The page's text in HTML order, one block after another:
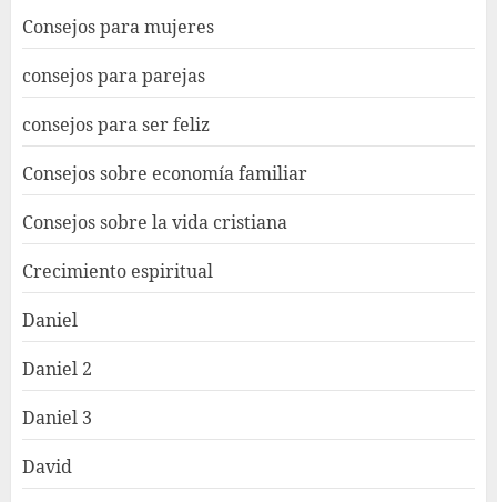
Consejos para mujeres
consejos para parejas
consejos para ser feliz
Consejos sobre economía familiar
Consejos sobre la vida cristiana
Crecimiento espiritual
Daniel
Daniel 2
Daniel 3
David